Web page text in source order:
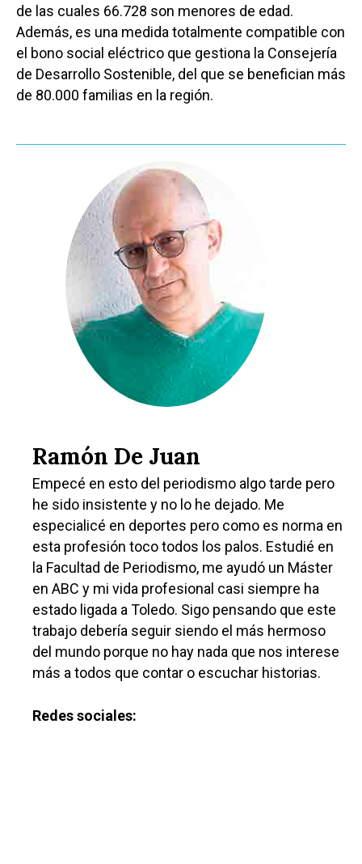
de las cuales 66.728 son menores de edad.
Además, es una medida totalmente compatible con
el bono social eléctrico que gestiona la Consejería
de Desarrollo Sostenible, del que se benefician más
de 80.000 familias en la región.
Ramón De Juan
Empecé en esto del periodismo algo tarde pero
he sido insistente y no lo he dejado. Me
especialicé en deportes pero como es norma en
esta profesión toco todos los palos. Estudié en
la Facultad de Periodismo, me ayudó un Máster
en ABC y mi vida profesional casi siempre ha
estado ligada a Toledo. Sigo pensando que este
trabajo debería seguir siendo el más hermoso
del mundo porque no hay nada que nos interese
más a todos que contar o escuchar historias.
Redes sociales:
Castilla-La
Toledo
Ciudad Real
Sanidad
Economía